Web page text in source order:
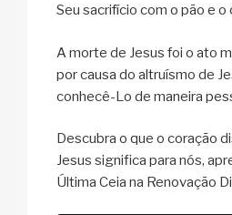
Seu sacrifício com o pão e o
A morte de Jesus foi o ato
por causa do altruísmo de
conhecê-Lo de maneira
Descubra o que o coração
Jesus significa para nós,
Última Ceia na Renovação